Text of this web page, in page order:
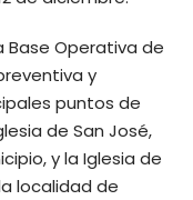
Base Operativa de
y
puntos de
de San José,
y la Iglesia de
localidad de